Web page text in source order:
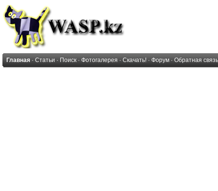
Главная · Статьи · Поиск · Фотогалерея · Скачать! · Форум · Обратная связь